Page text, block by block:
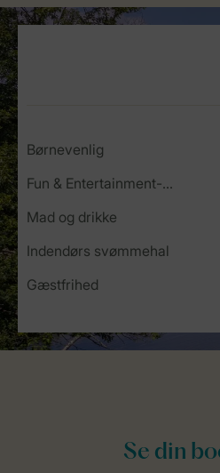
Børnevenlig
Fun & Entertainment-program
Mad og drikke
Indendørs svømmehal
Gæstfrihed